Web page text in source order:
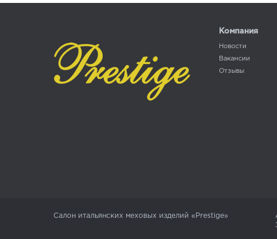
Компания
Новости
Вакансии
Отзывы
Салон итальянских меховых изделий «Prestige»